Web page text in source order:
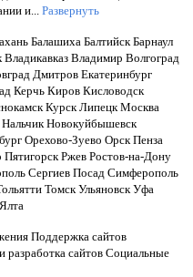
и...
Развернуть
Балашиха Балтийск Барнаул
Владикавказ Владимир Волгоград
Дмитров Екатеринбург
Керчь Киров Кисловодск
Курск Липецк Москва
Нальчик Новокуйбышевск
Орехово-Зуево Орск Пенза
Пятигорск Ржев Ростов-на-Дону
Сергиев Посад Симферополь
Томск Ульяновск Уфа
Ялта
Поддержка сайтов
разработка сайтов Социальные